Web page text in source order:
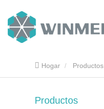
Hogar Productos
Productos